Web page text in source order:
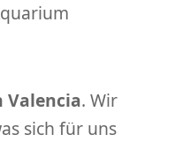
Valencia. Wir
sich für uns